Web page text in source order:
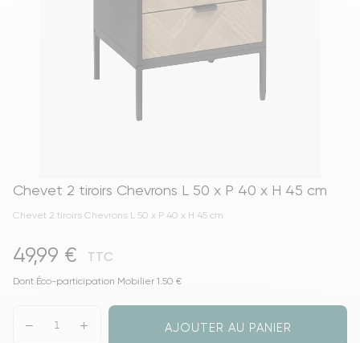
Chevet 2 tiroirs Chevrons L 50 x P 40 x H 45 cm
Chevet 2 tiroirs Chevrons L 50 x P 40 x H 45 cm
49,99 € TTC
Dont Éco-participation Mobilier 1.50 €
AJOUTER AU PANIER